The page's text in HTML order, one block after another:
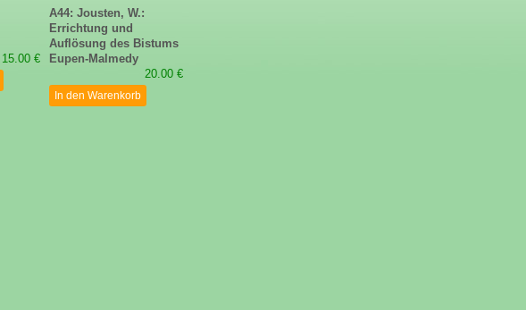
15.00 €
A44: Jousten, W.:
Errichtung und
Auflösung des Bistums
Eupen-Malmedy
20.00 €
In den Warenkorb